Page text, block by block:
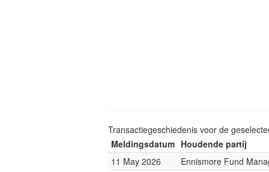
Transactiegeschiedenis voor de
Meldingsdatum Houdende partij
11 May 2026
Ennismore Fund